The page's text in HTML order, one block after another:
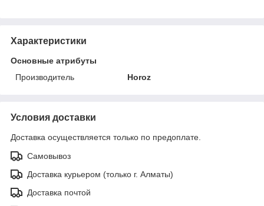
Характеристики
Основные атрибуты
Производитель
Horoz
Условия доставки
Доставка осуществляется только по предоплате.
Самовывоз
Доставка курьером (только г. Алматы)
Доставка почтой